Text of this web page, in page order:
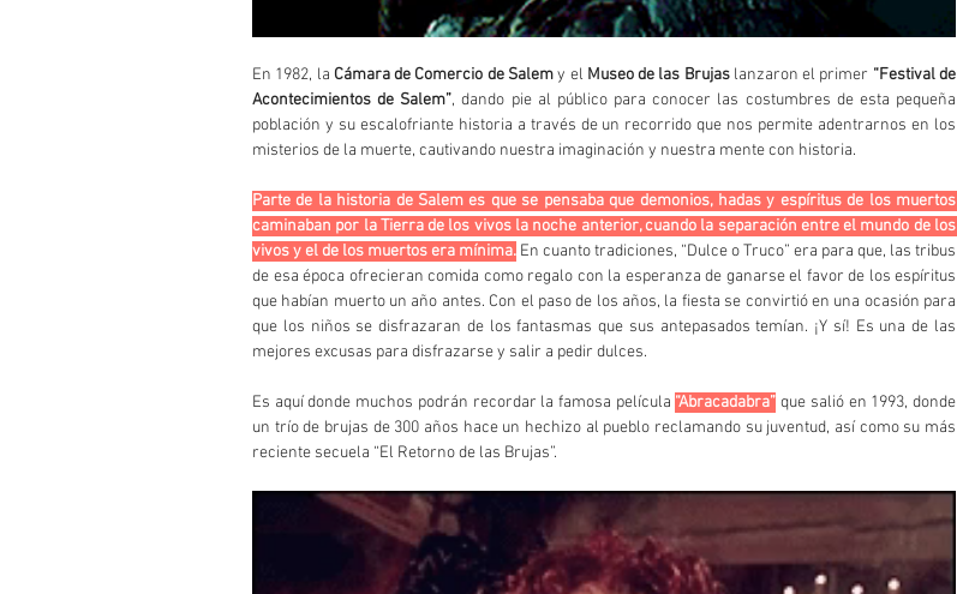
En 1982, la Cámara de Comercio de Salem y el Museo de las Brujas lanzaron el primer “Festival de
Acontecimientos de Salem”, dando pie al público para conocer las costumbres de esta pequeña
población y su escalofriante historia a través de un recorrido que nos permite adentrarnos en los
misterios de la muerte, cautivando nuestra imaginación y nuestra mente con historia.
Parte de la historia de Salem es que se pensaba que demonios, hadas y espíritus de los muertos
caminaban por la Tierra de los vivos la noche anterior, cuando la separación entre el mundo de los
vivos y el de los muertos era mínima. En cuanto tradiciones, “Dulce o Truco” era para que, las tribus
de esa época ofrecieran comida como regalo con la esperanza de ganarse el favor de los espíritus
que habían muerto un año antes. Con el paso de los años, la fiesta se convirtió en una ocasión para
que los niños se disfrazaran de los fantasmas que sus antepasados temían. ¡Y sí! Es una de las
mejores excusas para disfrazarse y salir a pedir dulces.
Es aquí donde muchos podrán recordar la famosa película “Abracadabra” que salió en 1993, donde
un trío de brujas de 300 años hace un hechizo al pueblo reclamando su juventud, así como su más
reciente secuela “El Retorno de las Brujas”.